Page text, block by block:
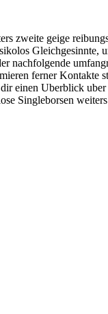
zweite geige
Gleichgesinnte,
nachfolgende
ferner Kontakte
einen Uberblick
Singleborsen